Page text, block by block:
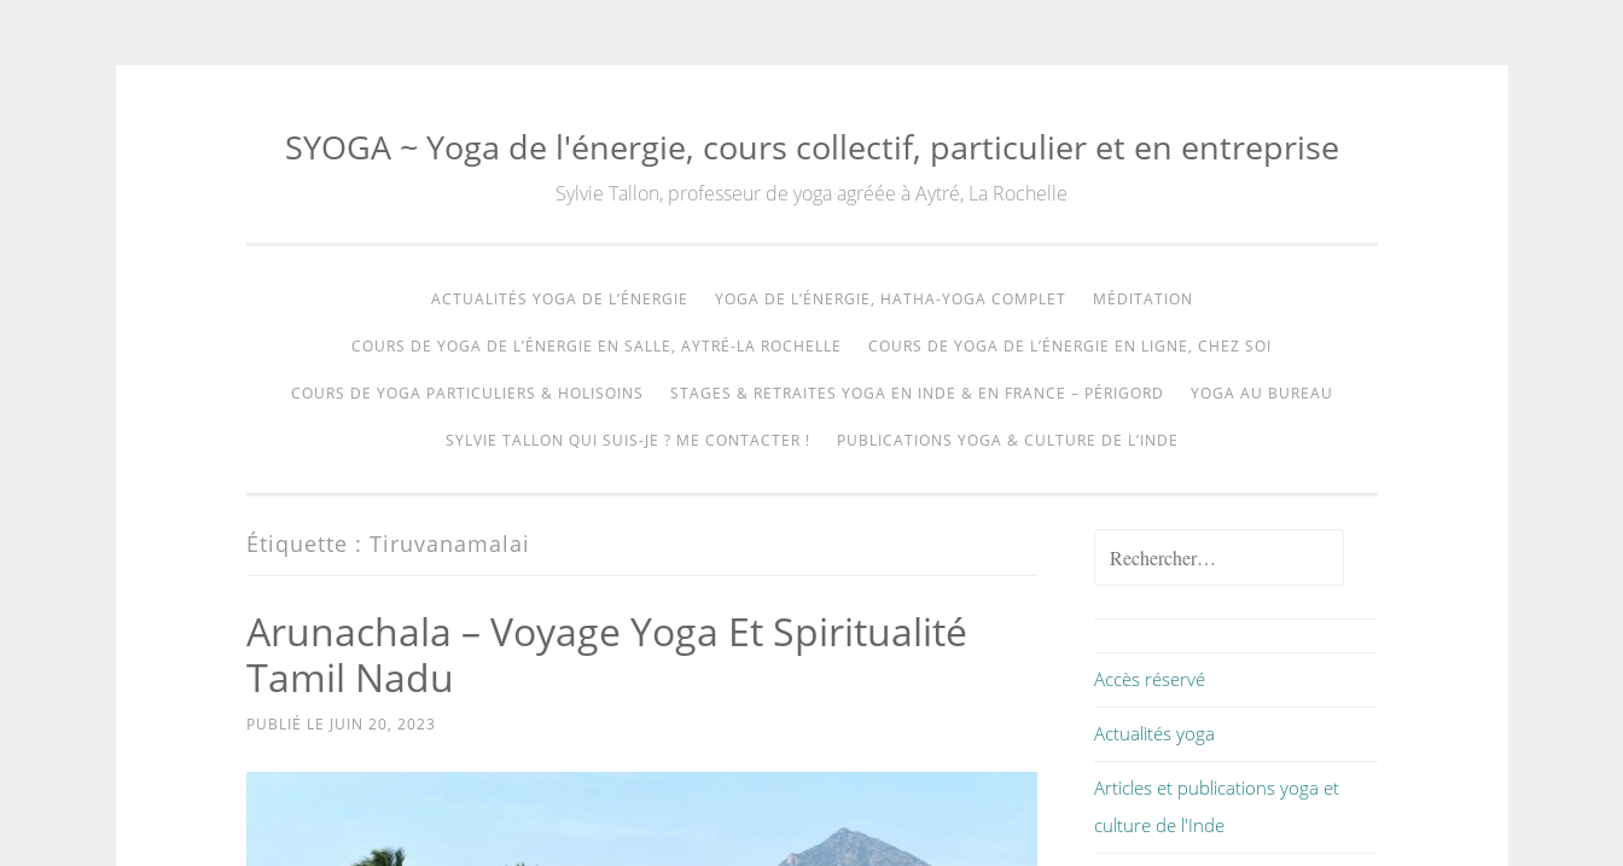
SYOGA ~ Yoga de l'énergie, cours collectif, particulier et en entreprise
Sylvie Tallon, professeur de yoga agréée à Aytré, La Rochelle
ACTUALITÉS YOGA DE L’ÉNERGIE YOGA DE L’ÉNERGIE, HATHA-YOGA COMPLET MÉDITATION
COURS DE YOGA DE L’ÉNERGIE EN SALLE, AYTRÉ-LA ROCHELLE COURS DE YOGA DE L’ÉNERGIE EN LIGNE, CHEZ SOI
COURS DE YOGA PARTICULIERS & HOLISOINS STAGES & RETRAITES YOGA EN INDE & EN FRANCE – PÉRIGORD YOGA AU BUREAU
SYLVIE TALLON QUI SUIS-JE ? ME CONTACTER ! PUBLICATIONS YOGA & CULTURE DE L’INDE
Étiquette : Tiruvanamalai
Arunachala – Voyage Yoga Et Spiritualité
Tamil Nadu
PUBLIÉ LE JUIN 20, 2023
Accès réservé
Actualités yoga
Articles et publications yoga et
culture de l'Inde